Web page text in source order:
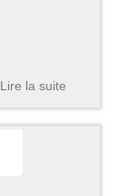
Lire la suite